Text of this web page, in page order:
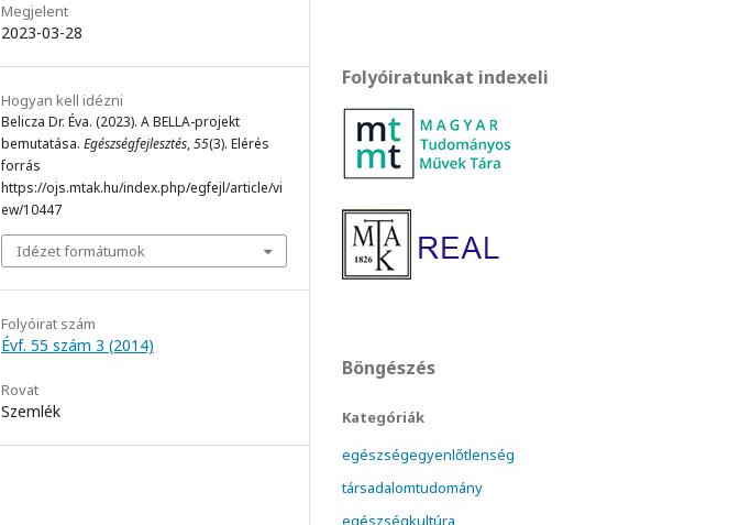
Megjelent
2023-03-28
Hogyan kell idézni
Belicza Dr. Éva. (2023). A BELLA-projekt
bemutatása. Egészségfejlesztés,55(3). Elérés
forrás
https://ojs.mtak.hu/index.php/egfejl/article/vi
ew/10447
Idézet formátumok
Folyóirat szám
Évf. 55 szám 3 (2014)
Rovat
Szemlék
Folyóiratunkat indexeli
Böngészés
Kategóriák
egészségegyenlőtlenség
társadalomtudomány
egészségkultúra